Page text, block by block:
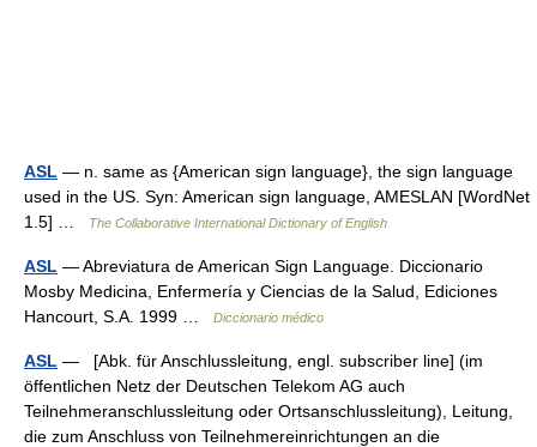
ASL — n. same as {American sign language}, the sign language
used in the US. Syn: American sign language, AMESLAN [WordNet
1.5] …
The Collaborative International Dictionary of English
ASL — Abreviatura de American Sign Language. Diccionario
Mosby Medicina, Enfermería y Ciencias de la Salud, Ediciones
Hancourt, S.A. 1999 …
Diccionario médico
ASL — [Abk. für Anschlussleitung, engl. subscriber line] (im
öffentlichen Netz der Deutschen Telekom AG auch
Teilnehmeranschlussleitung oder Ortsanschlussleitung), Leitung,
die zum Anschluss von Teilnehmereinrichtungen an die